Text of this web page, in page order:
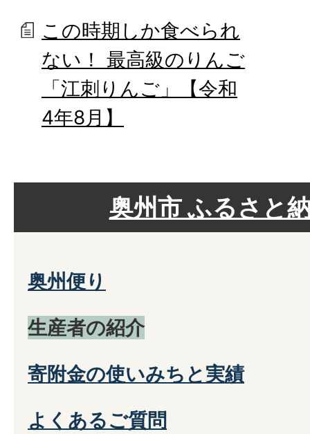
この時期しか食べられ
ない！ 最高級のりんご
「江刺りんご」【令和
4年8月】
奥州市 ふるさと
奥州便り
生産者の紹介
寄附金の使いみちと実績
よくあるご質問